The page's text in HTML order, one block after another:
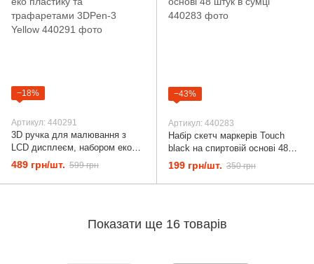
−18%
Артикул: 440291
3D ручка для малювання з
LCD дисплеєм, набором еко
пластику та трафаретами
3DPen-3 Yellow
489 грн/шт. 599 грн
−43%
Артикул: 440283
Набір скетч маркерів Touch
black на спиртовій основі 48
штук в сумці
199 грн/шт. 350 грн
Показати ще 16 товарів